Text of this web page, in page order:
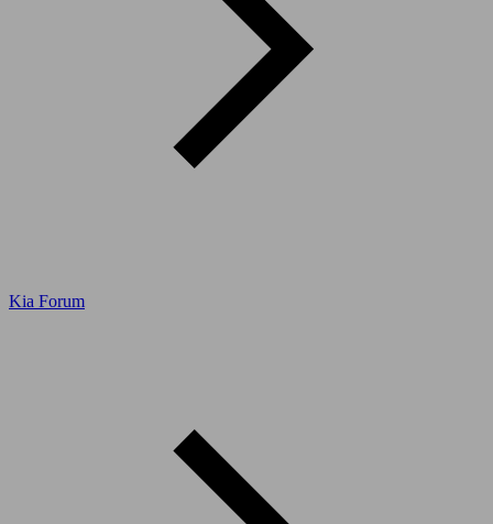
Kia Forum